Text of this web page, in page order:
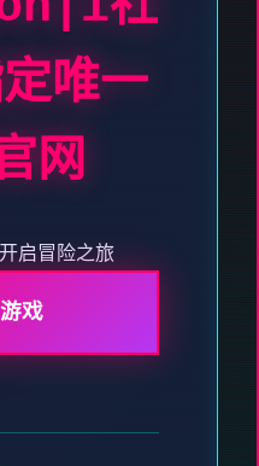
唯一
网
启冒险之旅
戏